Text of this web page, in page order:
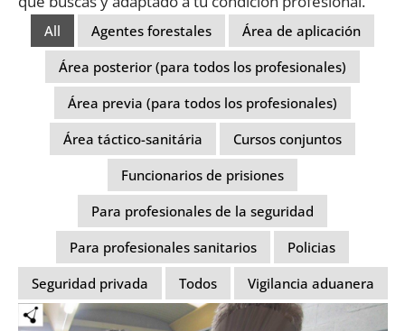
All Agentes forestales
Área de aplicación
Área posterior (para todos los profesionales)
Área previa (para todos los profesionales)
Área táctico-sanitária
Cursos conjuntos
Funcionarios de prisiones
Para profesionales de la seguridad
Para profesionales sanitarios
Policias
Seguridad privada
Todos Vigilancia aduanera